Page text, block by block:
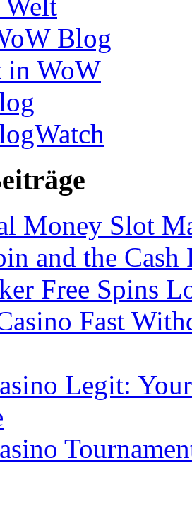
Blog
in WoW
Money Slot
and the Cash
Free Spins
Fast
Legit: